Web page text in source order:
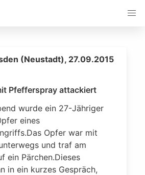
(Neustadt), 27.09.2015
Pfefferspray attackiert
wurde ein 27-Jähriger
eines
Opfer war mit
und traf am
ein Pärchen.Dieses
in ein kurzes Gespräch,